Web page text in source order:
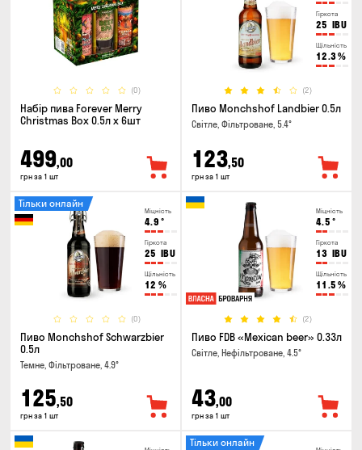
(0)
Набір пива Forever Merry
Christmas Box 0.5л x 6шт
499,00
грн за 1 шт
Гіркота
25 IBU
Щільність
12.3%
(2)
Пиво Monchshof Landbier 0.5л
Світле, Фільтроване, 5.4°
123,50
грн за 1 шт
Міцність
4.9 °
Гіркота
25 IBU
Щільність
12 %
(0)
Тільки онлайн
Пиво Monchshof Schwarzbier
0.5л
Темне, Фільтроване, 4.9°
125,50
грн за 1 шт
Міцність
4.5 °
Гіркота
13 IBU
Щільність
11.5 %
(2)
Пиво FDB «Mexican beer» 0.33л
Світле, Нефільтроване, 4.5°
43,00
грн за 1 шт
Тільки онлайн